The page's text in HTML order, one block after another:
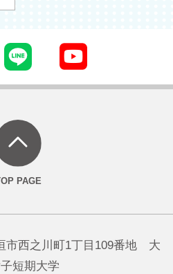
市西之川町1丁目109番地 大
短期大学